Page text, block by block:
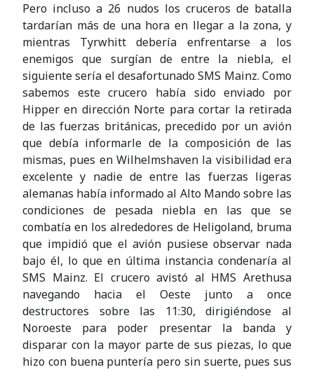
Pero incluso a 26 nudos los cruceros de batalla
tardarían más de una hora en llegar a la zona, y
mientras Tyrwhitt debería enfrentarse a los
enemigos que surgían de entre la niebla, el
siguiente sería el desafortunado SMS Mainz. Como
sabemos este crucero había sido enviado por
Hipper en dirección Norte para cortar la retirada
de las fuerzas británicas, precedido por un avión
que debía informarle de la composición de las
mismas, pues en Wilhelmshaven la visibilidad era
excelente y nadie de entre las fuerzas ligeras
alemanas había informado al Alto Mando sobre las
condiciones de pesada niebla en las que se
combatía en los alrededores de Heligoland, bruma
que impidió que el avión pusiese observar nada
bajo él, lo que en última instancia condenaría al
SMS Mainz. El crucero avistó al HMS Arethusa
navegando hacia el Oeste junto a once
destructores sobre las 11:30, dirigiéndose al
Noroeste para poder presentar la banda y
disparar con la mayor parte de sus piezas, lo que
hizo con buena puntería pero sin suerte, pues sus